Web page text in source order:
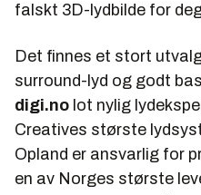
falskt 3D-lydbilde for
Det finnes et stort
surround-lyd og godt
digi.no lot nylig
Creatives største
Opland er ansvarlig for
en av Norges største